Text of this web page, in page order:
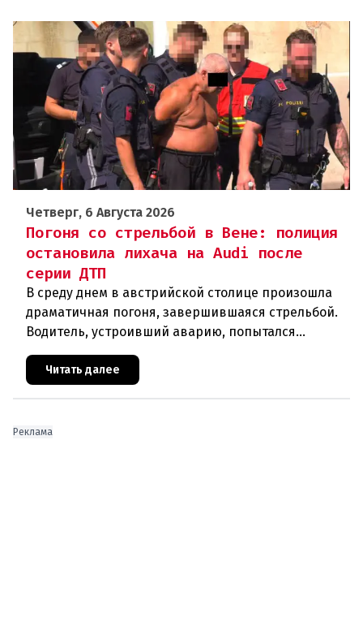
Четверг, 6 Августа 2026
Погоня со стрельбой в Вене: полиция
остановила лихача на Audi после
серии ДТП
В среду днем в австрийской столице произошла
драматичная погоня, завершившаяся стрельбой.
Водитель, устроивший аварию, попытался
скрыться от полиции, спровоцировав несколько
новых столкновений.Что слу
Читать далее
Реклама